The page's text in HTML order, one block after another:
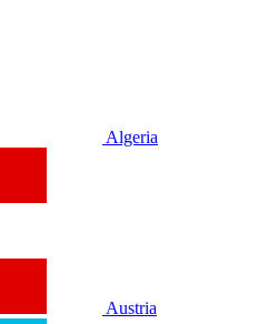
Algeria
Austria